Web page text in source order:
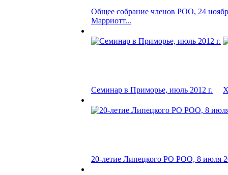
Общее собрание членов РОО, 24
Марриотт...
Семинар в Приморье, июль 2012 г.
20-летие Липецкого РО РОО, 8 июля